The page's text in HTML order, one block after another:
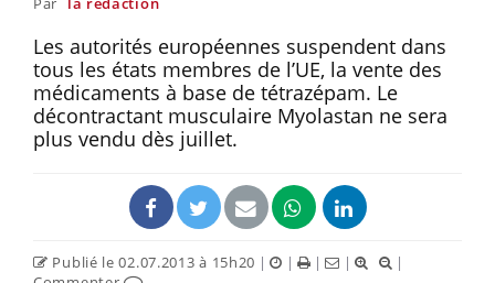
Les autorités européennes suspendent dans
tous les états membres de l’UE, la vente des
médicaments à base de tétrazépam. Le
décontractant musculaire Myolastan ne sera
plus vendu dès juillet.
Publié le 02.07.2013 à 15h20 | | | |
|